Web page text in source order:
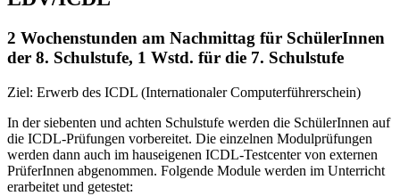
2 Wochenstunden am Nachmittag für SchülerInnen
der 8. Schulstufe, 1 Wstd. für die 7. Schulstufe
Ziel: Erwerb des ICDL (Internationaler Computerführerschein)
In der siebenten und achten Schulstufe werden die SchülerInnen auf
die ICDL-Prüfungen vorbereitet. Die einzelnen Modulprüfungen
werden dann auch im hauseigenen ICDL-Testcenter von externen
PrüferInnen abgenommen. Folgende Module werden im Unterricht
erarbeitet und getestet: